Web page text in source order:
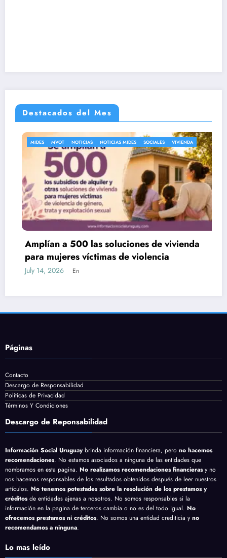
Destacados del Mes
MIDES MVOT NOTICIAS NOTICIAS MIDES SOCIALES VIVIENDA
Amplían a 500 las soluciones de vivienda
para mujeres víctimas de violencia
July 14, 2026 En
Páginas
Contacto
Descargo de Responsabilidad
Politicas de Privacidad
Términos Y Condiciones
Descargo de Reponsabilidad
Información Social Uruguaybrinda información financiera, pero no hacemos
recomendaciones. No estamos asociados a ninguna de las entidades que
nombramos en esta pagina. No realizamos recomendaciones financierasy no
nos hacemos responsables de los resultados obtenidos después de leer nuestros
artículos. No tenemos potestades sobre la resolución de los prestamos y
créditosde entidades ajenas a nosotros. No somos responsables si la
información en la pagina de terceros cambia o no es del todo igual. No
ofrecemos prestamos ni créditos. No somos una entidad crediticia y no
recomendamos a ninguna.
Lo mas leído